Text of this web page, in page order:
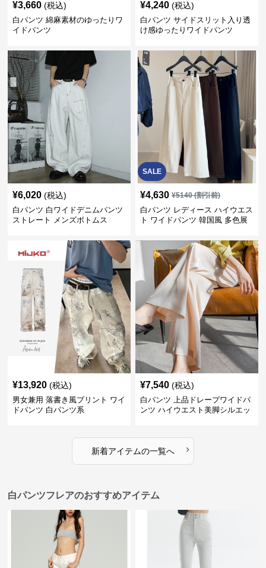
¥3,660 (税込)
白パンツ 綿麻素材のゆったりワ
イドパンツ
¥4,240 (税込)
白パンツ サイドスリット入り透
け感ゆったりワイドパンツ
¥6,020 (税込)
白パンツ 白ワイドデニムパンツ
ストレート メンズボトムス
SALE
¥4,630 ¥5140(割引前)
白パンツ レディース ハイウエス
ト ワイドパンツ 韓国風 多色展
¥13,920 (税込)
男女兼用 落書き風プリント ワイ
ドパンツ 白パンツ系
¥7,540 (税込)
白パンツ 上品ドレープワイドパ
ンツ ハイウエスト美脚シルエッ
新着アイテムの一覧へ ›
白パンツフレアのおすすめアイテム